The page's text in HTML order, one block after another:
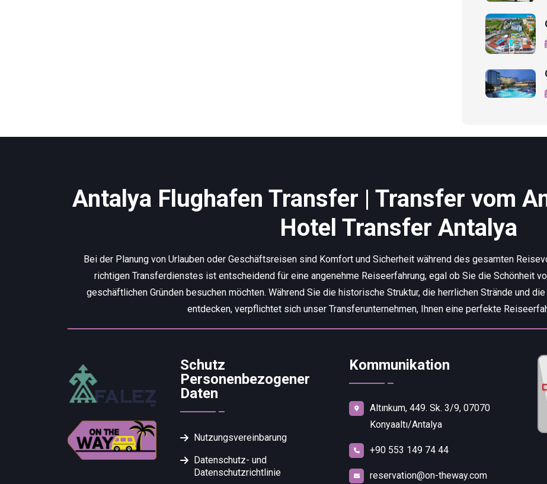
Antalya Flughafen Transfer | Transfer vom
Hotel Transfer Antalya
Bei der Planung von Urlauben oder Geschäftsreisen sind Komfort und Sicherheit während des gesamten
richtigen Transferdienstes ist entscheidend für eine angenehme Reiseerfahrung, egal ob Sie die Schönheit
geschäftlichen Gründen besuchen möchten. Während Sie die historische Struktur, die herrlichen Strände und
entdecken, verpflichtet sich unser Transferunternehmen, Ihnen eine perfekte
Schutz
Personenbezogener
Daten
Nutzungsvereinbarung
Datenschutz- und
Datenschutzrichtlinie
Kommunikation
Altınkum, 449. Sk. 3/9, 07070
Konyaaltı/Antalya
+90 553 149 74 44
reservation@on-theway.com